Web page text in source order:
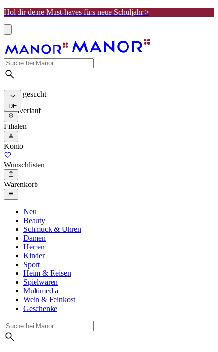
Hol dir deine Must-haves fürs neue Schuljahr >
Meist gesucht
Suchverlauf
DE
Filialen
Konto
Wunschlisten
Warenkorb
Neu
Beauty
Schmuck & Uhren
Damen
Herren
Kinder
Sport
Heim & Reisen
Spielwaren
Multimedia
Wein & Feinkost
Geschenke